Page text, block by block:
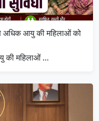
अधिक आयु की महिलाओं को
की महिलाओं …